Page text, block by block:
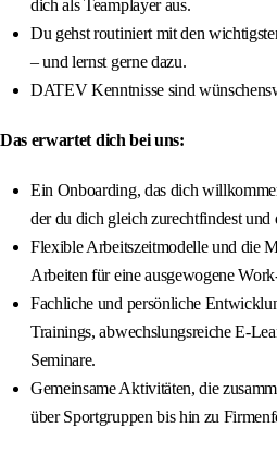
dich als Teamplayer aus.
Du gehst routiniert mit den
– und lernst gerne dazu.
DATEV Kenntnisse sind
Das erwartet dich bei uns:
Ein Onboarding, das dich
der du dich gleich zurechtfindest und
Flexible Arbeitszeitmodelle und die
Arbeiten für eine ausgewogene
Fachliche und persönliche
Trainings, abwechslungsreiche E-
Seminare.
Gemeinsame Aktivitäten, die
über Sportgruppen bis hin zu